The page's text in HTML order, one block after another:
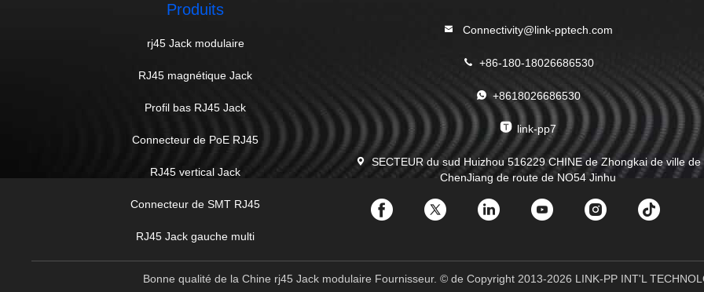
Produits
rj45 Jack modulaire
RJ45 magnétique Jack
Profil bas RJ45 Jack
Connecteur de PoE RJ45
RJ45 vertical Jack
Connecteur de SMT RJ45
RJ45 Jack gauche multi
Connectivity@link-pptech.com
+86-180-18026686530
+8618026686530
link-pp7
SECTEUR du sud Huizhou 516229 CHINE de Zhongkai de ville de
ChenJiang de route de NO54 Jinhu
Bonne qualité de la Chine rj45 Jack modulaire Fournisseur. © de Copyright 2013-2026 LINK-PP INT'L